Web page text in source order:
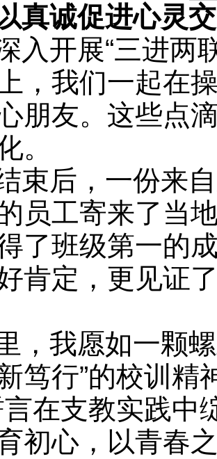
真诚促进心灵
入开展“三进两
，我们一起在
朋友。这些点
。
束后，一份来
员工寄来了当
了班级第一的
肯定，更见证
，我愿如一颗
笃行”的校训精
言在支教实践中
初心，以青春